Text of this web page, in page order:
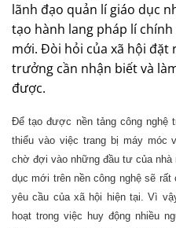
lãnh đạo quản lí giáo dục
tạo hành lang pháp lí
mới. Đòi hỏi của xã hội đặt
trưởng cần nhận biết và
được.
Để tạo được nền tảng công nghệ
thiểu vào việc trang bị máy móc
chờ đợi vào những đầu tư của
dục mới trên nền công nghệ sẽ
yêu cầu của xã hội hiện tại. Vì
hoạt trong việc huy động nhiều